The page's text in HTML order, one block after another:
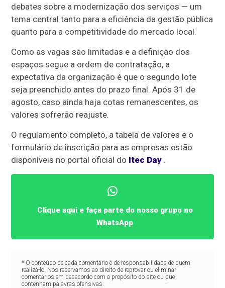
debates sobre a modernização dos serviços — um
tema central tanto para a eficiência da gestão pública
quanto para a competitividade do mercado local.
Como as vagas são limitadas e a definição dos
espaços segue a ordem de contratação, a
expectativa da organização é que o segundo lote
seja preenchido antes do prazo final. Após 31 de
agosto, caso ainda haja cotas remanescentes, os
valores sofrerão reajuste.
O regulamento completo, a tabela de valores e o
formulário de inscrição para as empresas estão
disponíveis no portal oficial do Itec Day .
Clique aqui e faça parte do nosso grupo no
WhatsApp
* O conteúdo de cada comentário é de responsabilidade de quem
realizá-lo. Nos reservamos ao direito de reprovar ou eliminar
comentários em desacordo com o propósito do site ou que
contenham palavras ofensivas.